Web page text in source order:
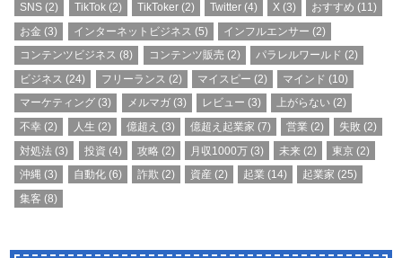
SNS (2) TikTok(2) TikToker(2) Twitter (4) X (3) おすすめ (11)
お金 (3) インターネットビジネス (5) インフルエンサー (2)
コンテンツビジネス (8) コンテンツ販売 (2) パラレルワールド (2)
ビジネス (24) フリーランス (2) マイスピー (2) マインド (10)
マーケティング (3) メルマガ(3) レビュー (3) 上がらない (2)
不幸 (2) 人生 (2) 億超え (3) 億超え起業家 (7) 営業 (2) 失敗 (2)
対処法 (3) 投資 (4) 攻略 (2) 月収1000万 (3) 未来 (2) 東京 (2)
沖縄 (3) 自動化(6) 詐欺 (2) 資産 (2) 起業 (14) 起業家 (25)
集客 (8)